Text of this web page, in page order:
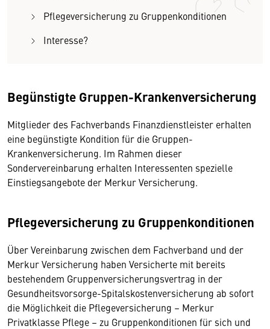
Pflegeversicherung zu Gruppenkonditionen
Interesse?
Begünstigte Gruppen-Krankenversicherung
Mitglieder des Fachverbands Finanzdienstleister erhalten
eine begünstigte Kondition für die Gruppen-
Krankenversicherung. Im Rahmen dieser
Sondervereinbarung erhalten Interessenten spezielle
Einstiegsangebote der Merkur Versicherung.
Pflegeversicherung zu Gruppenkonditionen
Über Vereinbarung zwischen dem Fachverband und der
Merkur Versicherung haben Versicherte mit bereits
bestehendem Gruppenversicherungsvertrag in der
Gesundheitsvorsorge-Spitalskostenversicherung ab sofort
die Möglichkeit die Pflegeversicherung – Merkur
Privatklasse Pflege – zu Gruppenkonditionen für sich und